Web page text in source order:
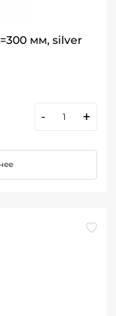
мм, silver
- +